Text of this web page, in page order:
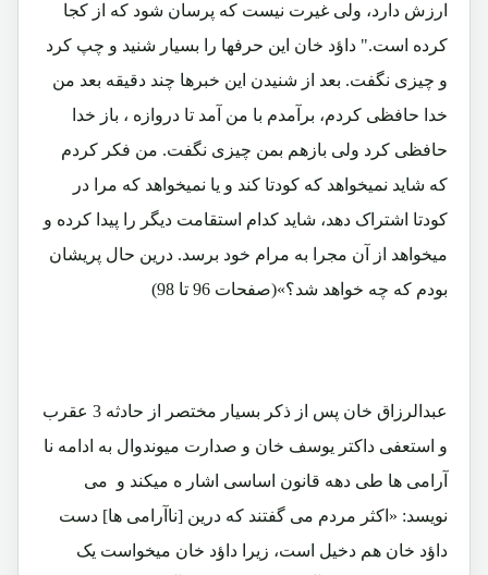
ارزش دارد، ولی غیرت نیست که پرسان شود که از کجا
کرده است." داؤد خان این حرفها را بسیار شنید و چپ کرد
و چیزی نگفت. بعد از شنیدن این خبرها چند دقیقه بعد من
خدا حافظی کردم، برآمدم با من آمد تا دروازه ، باز خدا
حافظی کرد ولی بازهم بمن چیزی نگفت. من فکر کردم
که شاید نمیخواهد که کودتا کند و یا نمیخواهد که مرا در
کودتا اشتراک دهد، شاید کدام استقامت دیگر را پیدا کرده و
میخواهد از آن مجرا به مرام خود برسد. درین حال پریشان
بودم که چه خواهد شد؟»(صفحات 96 تا 98)
عبدالرزاق خان پس از ذکر بسیار مختصر از حادثه 3 عقرب
و استعفی داکتر یوسف خان و صدارت میوندوال به ادامه نا
آرامی ها طی دهه قانون اساسی اشار ه میکند و می
نویسد: «اکثر مردم می گفتند که درین [ناآرامی ها] دست
داؤد خان هم دخیل است، زیرا داؤد خان میخواست یک